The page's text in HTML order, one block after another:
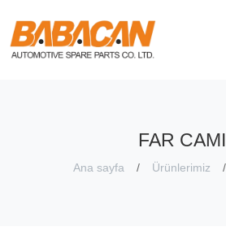
FAR CAMI
Ana sayfa Ürünlerimiz